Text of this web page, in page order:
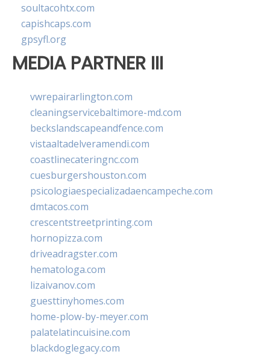
soultacohtx.com
capishcaps.com
gpsyfl.org
MEDIA PARTNER III
vwrepairarlington.com
cleaningservicebaltimore-md.com
beckslandscapeandfence.com
vistaaltadelveramendi.com
coastlinecateringnc.com
cuesburgershouston.com
psicologiaespecializadaencampeche.com
dmtacos.com
crescentstreetprinting.com
hornopizza.com
driveadragster.com
hematologa.com
lizaivanov.com
guesttinyhomes.com
home-plow-by-meyer.com
palatelatincuisine.com
blackdoglegacy.com